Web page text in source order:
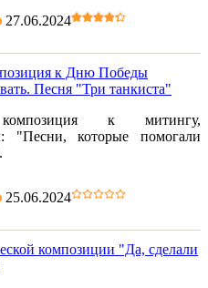
27.06.2024
к Дню Победы
Песня "Три танкиста"
композиция к митингу,
которые помогали
25.06.2024
композиции "Да, сделали